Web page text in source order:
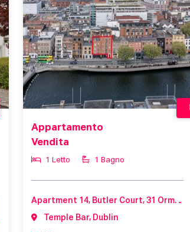
Appartamento
Vendita
1 Letto 1 Bagno
Apartment 14, Butler Court, 31 Ormond Quay Lower, Dublin 1, Co. Dublin, D01 K588
Temple Bar, Dublin